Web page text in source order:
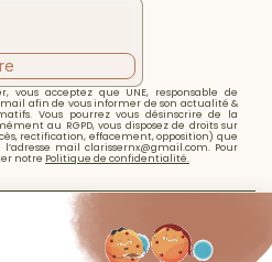
vous acceptez que UNE, responsable de
afin de vous informer de son actualité &
Vous pourrez vous désinscrire de la
au RGPD, vous disposez de droits sur
rectification, effacement, opposition) que
mail clarissernx@gmail.com. Pour
notre Politique de confidentialité.